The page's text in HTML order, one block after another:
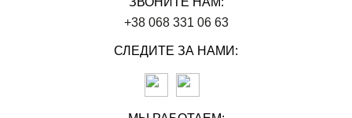
+38 068 331 06 63
СЛЕДИТЕ ЗА НАМИ: